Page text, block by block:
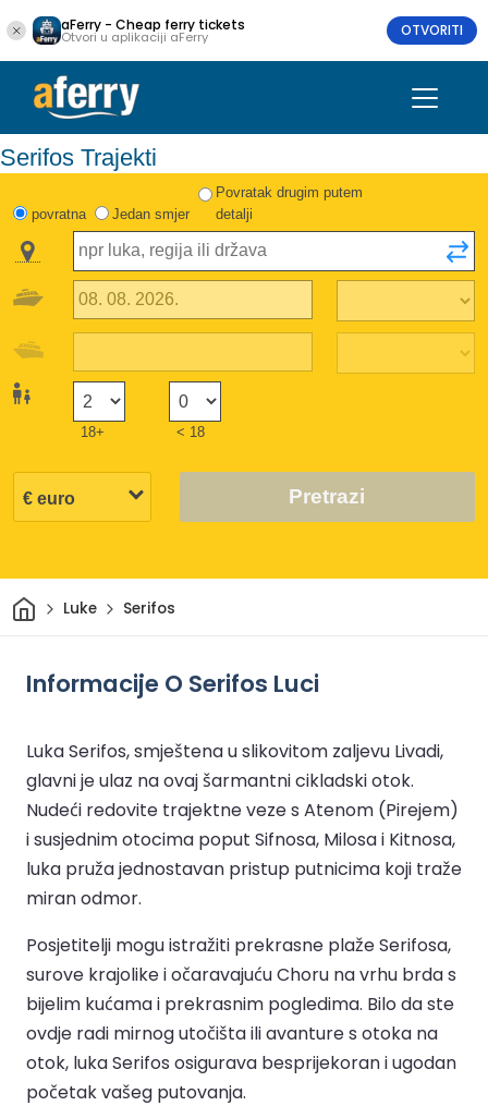
aFerry - Cheap ferry tickets
Otvori u aplikaciji aFerry OTVORITI
Serifos Trajekti
povratna Jedan smjer
Povratak drugim putem
detalji
18+ < 18
Pretrazi
DomLuke Serifos
Informacije O Serifos Luci
Luka Serifos, smještena u slikovitom zaljevu Livadi,
glavni je ulaz na ovaj šarmantni cikladski otok.
Nudeći redovite trajektne veze s Atenom (Pirejem)
i susjednim otocima poput Sifnosa, Milosa i Kitnosa,
luka pruža jednostavan pristup putnicima koji traže
miran odmor.
Posjetitelji mogu istražiti prekrasne plaže Serifosa,
surove krajolike i očaravajuću Choru na vrhu brda s
bijelim kućama i prekrasnim pogledima. Bilo da ste
ovdje radi mirnog utočišta ili avanture s otoka na
otok, luka Serifos osigurava besprijekoran i ugodan
početak vašeg putovanja.